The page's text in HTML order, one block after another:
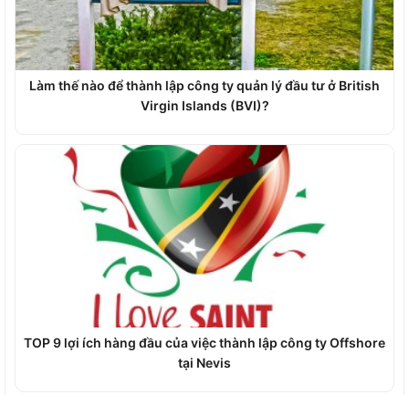
Làm thế nào để thành lập công ty quản lý đầu tư ở British
Virgin Islands (BVI)?
TOP 9 lợi ích hàng đầu của việc thành lập công ty Offshore
tại Nevis